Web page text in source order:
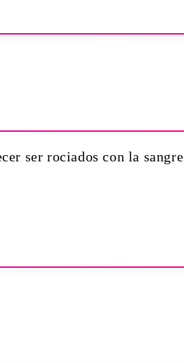
ser rociados con la sangre